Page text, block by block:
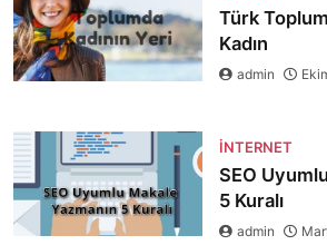
Türk
Kadın
admin
İNTERNET
SEO
5 Kuralı
admin